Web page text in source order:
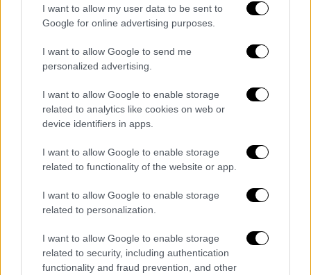
I want to allow my user data to be sent to
Google for online advertising purposes.
I want to allow Google to send me
personalized advertising.
I want to allow Google to enable storage
related to analytics like cookies on web or
device identifiers in apps.
I want to allow Google to enable storage
related to functionality of the website or app.
I want to allow Google to enable storage
related to personalization.
I want to allow Google to enable storage
related to security, including authentication
functionality and fraud prevention, and other
γιορτάσουμε μαζί σε μια ημέρα γεμάτη
γεύσεις, αρώματα και πολλές εκπλήξεις από
νωρίς το πρωί μέχρι αργά το απόγευμα!